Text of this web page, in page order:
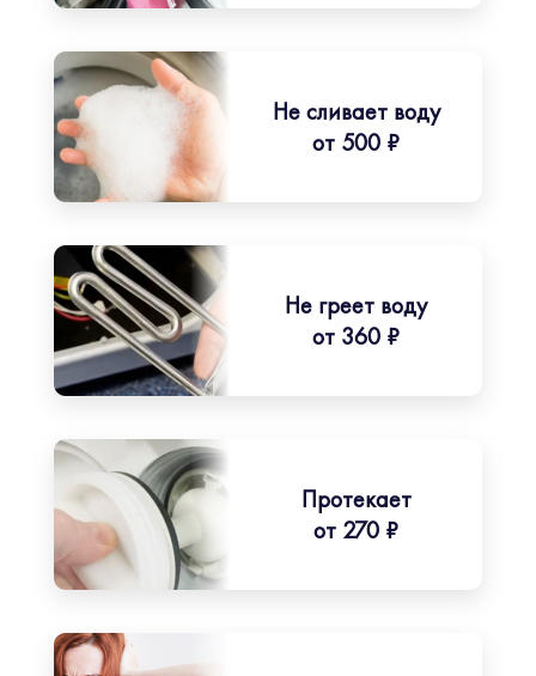
Не сливает воду
от 500 ₽
Не греет воду
от 360 ₽
Протекает
от 270 ₽